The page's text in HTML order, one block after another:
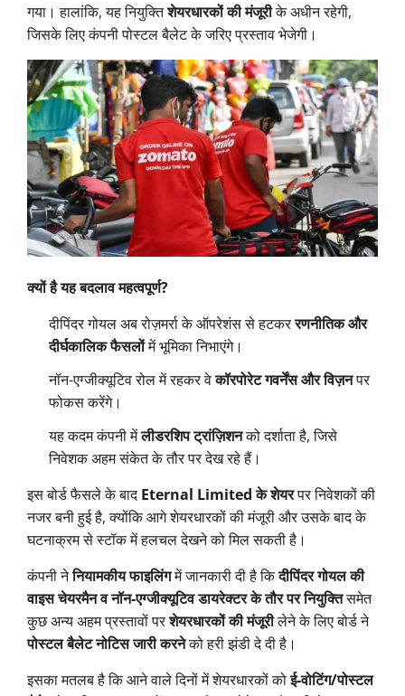
गया। हालांकि, यह नियुक्तिशेयरधारकों की मंजूरीके अधीन रहेगी,
जिसके लिए कंपनी पोस्टल बैलेट के जरिए प्रस्ताव भेजेगी।
क्यों है यह बदलाव महत्वपूर्ण?
दीपिंदर गोयल अब रोज़मर्रा के ऑपरेशंस से हटकररणनीतिक और
दीर्घकालिक फैसलोंमें भूमिका निभाएंगे।
नॉन-एग्जीक्यूटिव रोल में रहकर वेकॉरपोरेट गवर्नेंस और विज़नपर
फोकस करेंगे।
यह कदम कंपनी मेंलीडरशिप ट्रांज़िशनको दर्शाता है, जिसे
निवेशक अहम संकेत के तौर पर देख रहे हैं।
इस बोर्ड फैसले के बादEternal Limited के शेयरपर निवेशकों की
नजर बनी हुई है, क्योंकि आगे शेयरधारकों की मंजूरी और उसके बाद के
घटनाक्रम से स्टॉक में हलचल देखने को मिल सकती है।
कंपनी नेनियामकीय फाइलिंगमें जानकारी दी है किदीपिंदर गोयल की
वाइस चेयरमैन व नॉन-एग्जीक्यूटिव डायरेक्टर के तौर पर नियुक्तिसमेत
कुछ अन्य अहम प्रस्तावों परशेयरधारकों की मंजूरीलेने के लिए बोर्ड ने
पोस्टल बैलेट नोटिस जारी करनेको हरी झंडी दे दी है।
इसका मतलब है कि आने वाले दिनों में शेयरधारकों कोई-वोटिंग/पोस्टल